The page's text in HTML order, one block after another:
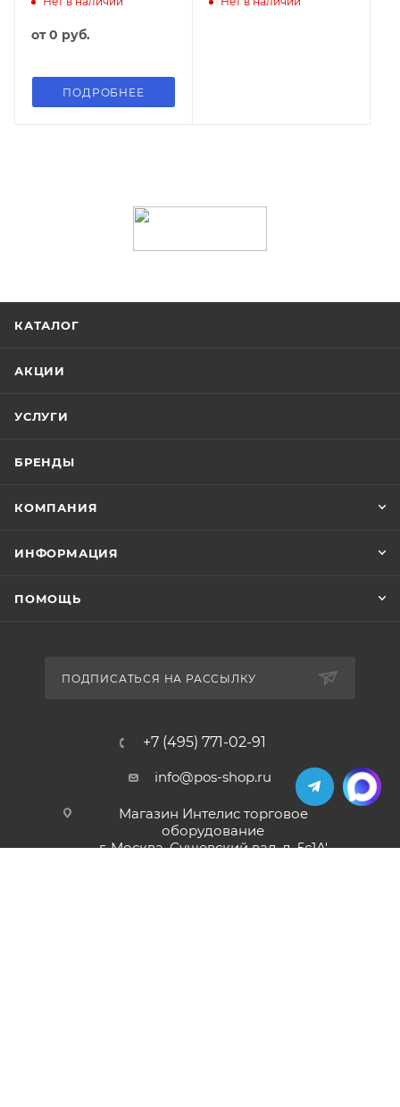
от0 руб.
ПОДРОБНЕЕ
КАТАЛОГ
АКЦИИ
УСЛУГИ
БРЕНДЫ
КОМПАНИЯ
ИНФОРМАЦИЯ
ПОМОЩЬ
ПОДПИСАТЬСЯ НА РАССЫЛКУ
+7 (495) 771-02-91
info@pos-shop.ru
Магазин Интелис торговое
оборудование
г. Москва, Сущевский вал, д. 5с1А'